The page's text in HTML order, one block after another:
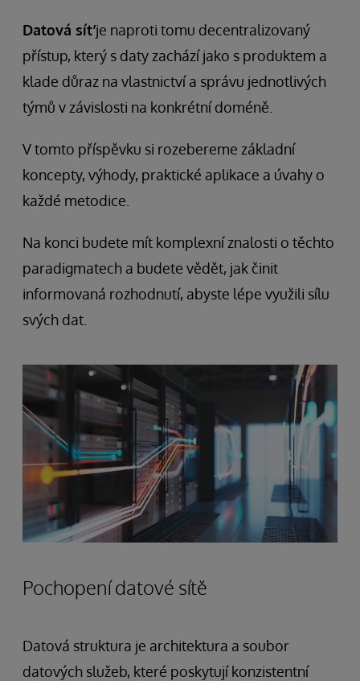
Datová síťje naproti tomu decentralizovaný
přístup, který s daty zachází jako s produktem a
klade důraz na vlastnictví a správu jednotlivých
týmů v závislosti na konkrétní doméně.
V tomto příspěvku si rozebereme základní
koncepty, výhody, praktické aplikace a úvahy o
každé metodice.
Na konci budete mít komplexní znalosti o těchto
paradigmatech a budete vědět, jak činit
informovaná rozhodnutí, abyste lépe využili sílu
svých dat.
Pochopení datové sítě
Datová struktura je architektura a soubor
datových služeb, které poskytují konzistentní